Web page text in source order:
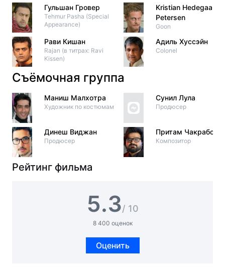
Гульшан Гровер
Tehmur Pasha (Special
Appearance)
Рави Кишан
Rajan (в титрах: Ravi
Kissen)
Kristian Hedegaard-
Petersen
Goon
Адиль Хуссэйн
Colonel
Съёмочная группа
Маниш Малхотра
Художник по костюмам
Динеш Виджан
Продюсер
Сунил Лула
Продюсер
Притам
Композитор
Рейтинг фильма
5.3/ 10
8 400 оценок
Оценить